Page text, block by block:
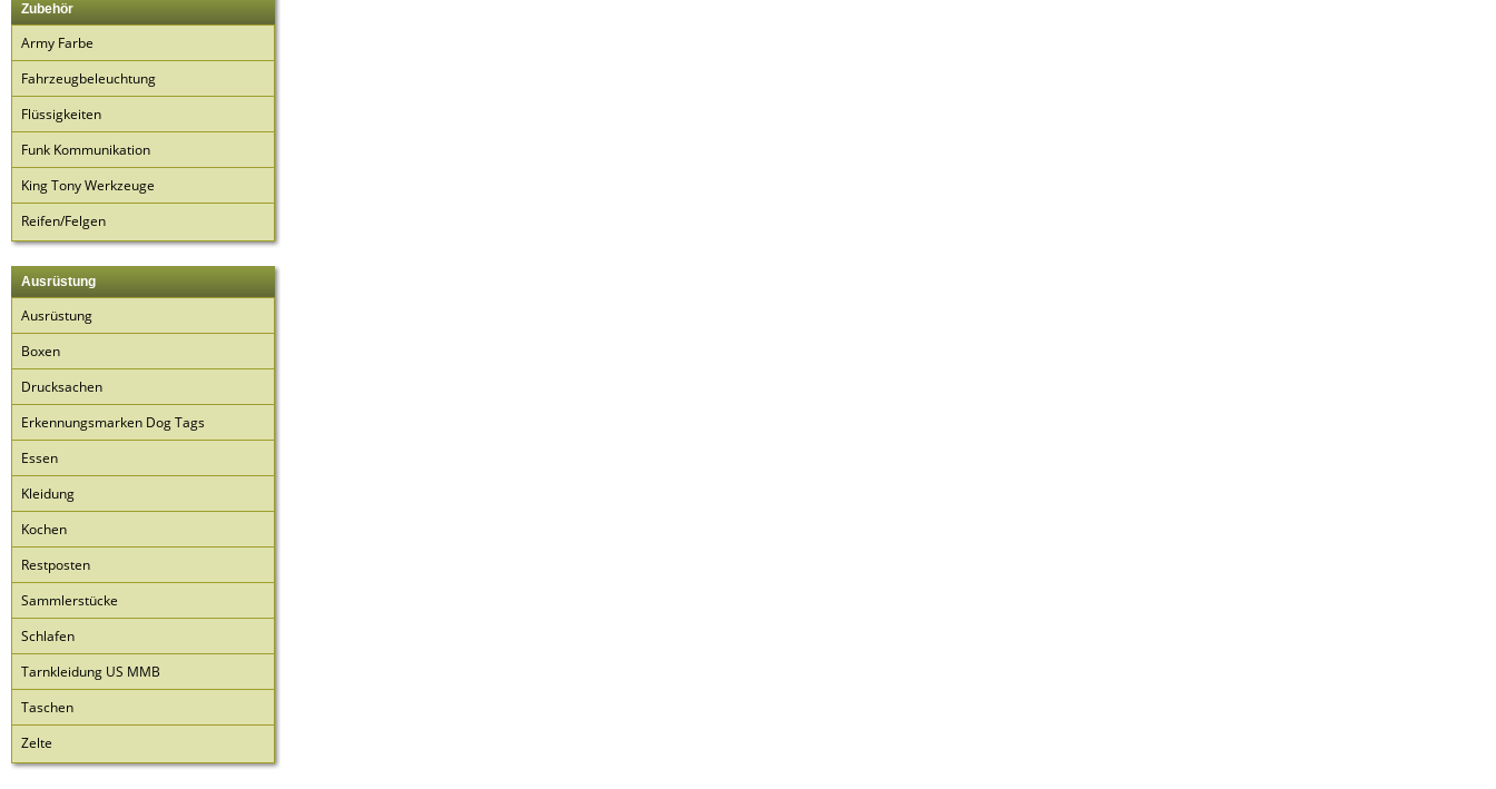
Zubehör
Army Farbe
Fahrzeugbeleuchtung
Flüssigkeiten
Funk Kommunikation
King Tony Werkzeuge
Reifen/Felgen
Ausrüstung
Ausrüstung
Boxen
Drucksachen
Erkennungsmarken Dog Tags
Essen
Kleidung
Kochen
Restposten
Sammlerstücke
Schlafen
Tarnkleidung US MMB
Taschen
Zelte